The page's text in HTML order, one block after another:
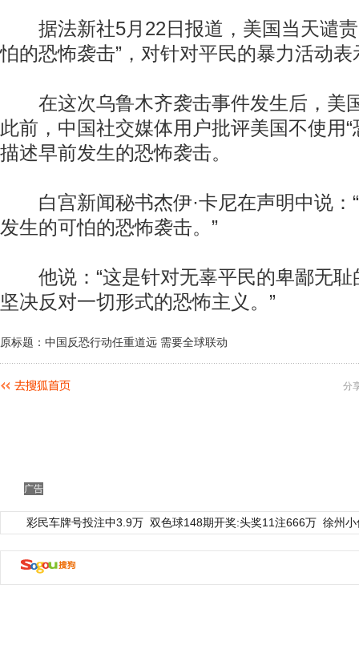
据法新社5月22日报道，美国当天谴责
怕的恐怖袭击”，对针对平民的暴力活动
在这次乌鲁木齐袭击事件发生后，美
此前，中国社交媒体用户批评美国不使用“
描述早前发生的恐怖袭击。
白宫新闻秘书杰伊·卡尼在声明中说：
发生的可怕的恐怖袭击。”
他说：“这是针对无辜平民的卑鄙无耻
坚决反对一切形式的恐怖主义。”
原标题：中国反恐行动任重道远 需要全球联动
分
广告
彩民车牌号投注中3.9万 双色球148期开奖:头奖11注666万 徐州